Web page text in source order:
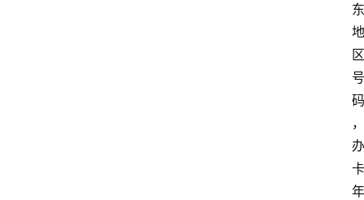
东
地
区
号
码
，
办
卡
年